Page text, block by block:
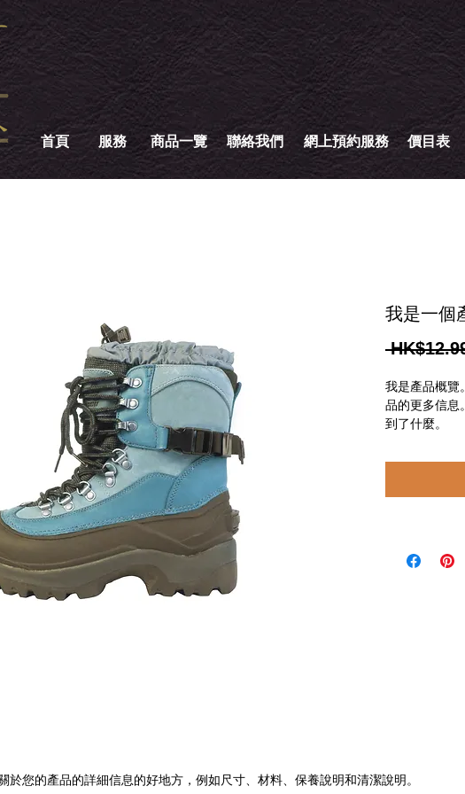
首頁 服務 商品一覽 聯絡我們 網上預約服務 價目表
我是一個
我是產品概覽
品的更多信息
到了什麼。
於您的產品的詳細信息的好地方，例如尺寸、材料、保養說明和清潔說明。